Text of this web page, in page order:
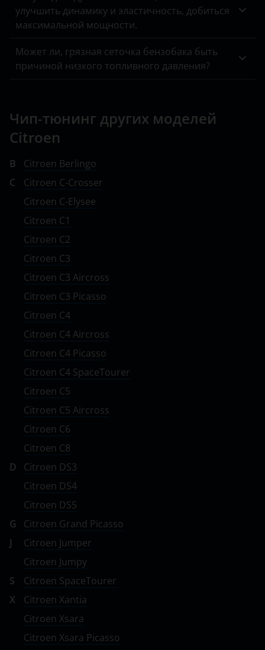
улучшить динамику и эластичность, добиться
максимальной мощности.
Может ли, грязная сеточка бензобака быть
причиной низкого топливного давления?
Чип-тюнинг других моделей
Citroen
B
Citroen Berlingo
C
Citroen C-Crosser
Citroen C-Elysee
Citroen C1
Citroen C2
Citroen C3
Citroen C3 Aircross
Citroen C3 Picasso
Citroen C4
Citroen C4 Aircross
Citroen C4 Picasso
Citroen C4 SpaceTourer
Citroen C5
Citroen C5 Aircross
Citroen C6
Citroen C8
D
Citroen DS3
Citroen DS4
Citroen DS5
G
Citroen Grand Picasso
J
Citroen Jumper
Citroen Jumpy
S
Citroen SpaceTourer
X
Citroen Xantia
Citroen Xsara
Citroen Xsara Picasso